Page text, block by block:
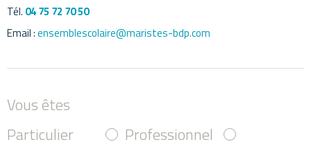
Tél. 04 75 72 70 50
Email :ensemblescolaire@maristes-bdp.com
Vous êtes
Particulier
Professionnel